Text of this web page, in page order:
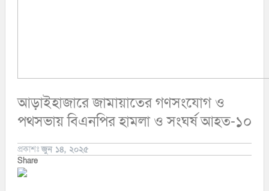
আড়াইহাজারে জামায়াতের গণসংযোগ ও
পথসভায় বিএনপির হামলা ও সংঘর্ষ আহত-১০
প্রকাশঃজুন ১৪, ২০২৫
Share